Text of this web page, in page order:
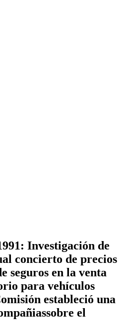
Investigación de
concierto de precios
seguros en la venta
para vehículos
estableció una
el